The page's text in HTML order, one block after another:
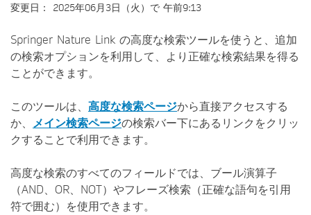
変更日： 2025年06月3日（火）で 午前9:13
Springer Nature Link の高度な検索ツールを使うと、追加
の検索オプションを利用して、より正確な検索結果を得る
ことができます。
このツールは、 高度な検索ページから直接アクセスする
か、 メイン検索ページの検索バー下にあるリンクをクリッ
クすることで利用できます。
高度な検索のすべてのフィールドでは、ブール演算子
（AND、OR、NOT）やフレーズ検索（正確な語句を引用
符で囲む）を使用できます。